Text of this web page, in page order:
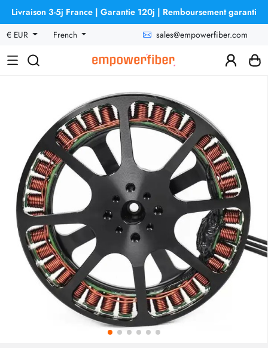
Livraison 3-5j France | Garantie 120j | Remboursement garanti
€ EUR
French sales@empowerfiber.com